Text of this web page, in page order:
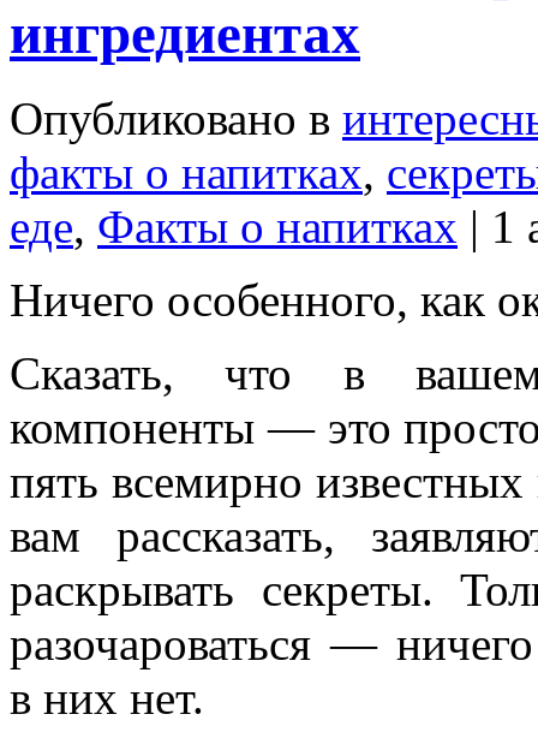
ингредиентах
Опубликовано в
факты о напитках,
еде, Факты о напитках | 1
Ничего особенного, как
Сказать, что в
компоненты — это
пять всемирно
вам рассказать,
раскрывать секреты.
разочароваться —
в них нет.